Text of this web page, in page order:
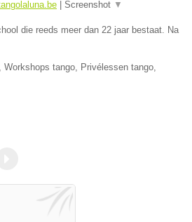
| Screenshot ▼
die reeds meer dan 22 jaar bestaat. Na
Workshops tango, Privélessen tango,